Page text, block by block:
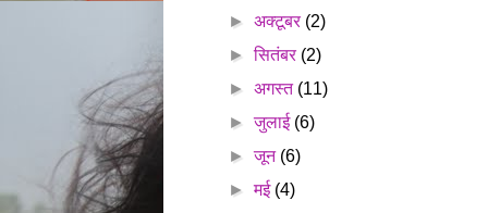
►अक्टूबर (2)
►सितंबर (2)
►अगस्त (11)
►जुलाई (6)
►जून (6)
►मई (4)